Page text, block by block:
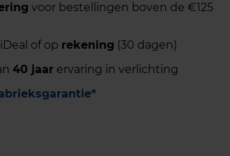
voor bestellingen boven de €125
of op rekening (30 dagen)
40 jaarervaring in verlichting